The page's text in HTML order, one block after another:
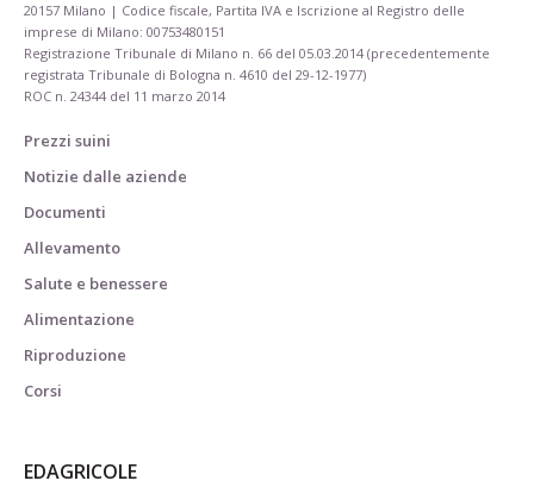
20157 Milano | Codice fiscale, Partita IVA e Iscrizione al Registro delle
imprese di Milano: 00753480151
Registrazione Tribunale di Milano n. 66 del 05.03.2014 (precedentemente
registrata Tribunale di Bologna n. 4610 del 29-12-1977)
ROC n. 24344 del 11 marzo 2014
Prezzi suini
Notizie dalle aziende
Documenti
Allevamento
Salute e benessere
Alimentazione
Riproduzione
Corsi
EDAGRICOLE